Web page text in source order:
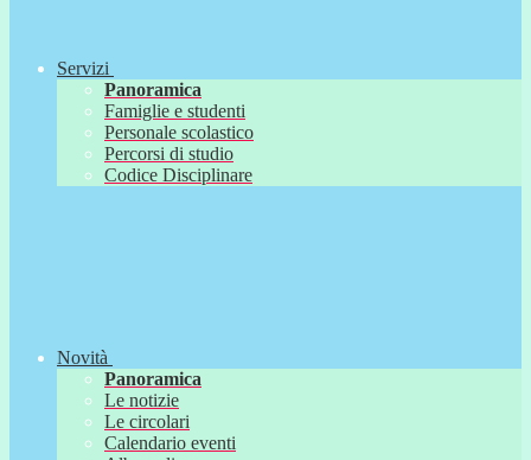
Servizi
Panoramica
Famiglie e studenti
Personale scolastico
Percorsi di studio
Codice Disciplinare
Novità
Panoramica
Le notizie
Le circolari
Calendario eventi